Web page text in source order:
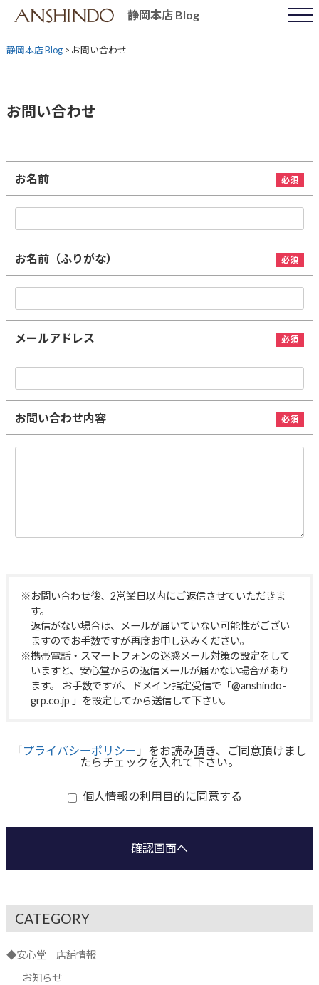
content
静岡本店 Blog
静岡本店 Blog> お問い合わせ
お問い合わせ
お名前
お名前（ふりがな）
メールアドレス
お問い合わせ内容
※お問い合わせ後、2営業日以内にご返信させていただきま
す。
返信がない場合は、メールが届いていない可能性がござい
ますのでお手数ですが再度お申し込みください。
※携帯電話・スマートフォンの迷惑メール対策の設定をして
いますと、安心堂からの返信メールが届かない場合があり
ます。 お手数ですが、ドメイン指定受信で「@anshindo-
grp.co.jp 」を設定してから送信して下さい。
「プライバシーポリシー 」をお読み頂き、ご同意頂けまし
たらチェックを入れて下さい。
個人情報の利用目的に同意する
確認画面へ
CATEGORY
◆安心堂 店舗情報
お知らせ